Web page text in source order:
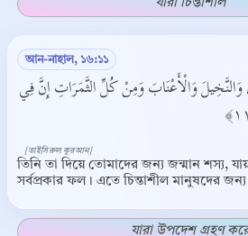
যারা চিন্তাশীল
আন-নাহাল, ১৬:১১
وَالنَّخِيلَ وَالْأَعْنَابَ وَمِنْ كُلِّ الثَّمَرَاتِ إِنَّ فِي
তিনি তা দিয়ে তোমাদের জন্য জন্মান শস্য,
সর্বপ্রকার ফল। এতে চিন্তাশীল মানুষদের জন্য
[তাইসিরুল কুরআন]
যারা উপদেশ গ্রহণ